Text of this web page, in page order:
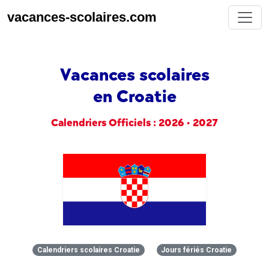
vacances-scolaires.com
Vacances scolaires
en Croatie
Calendriers Officiels : 2026 • 2027
Calendriers scolaires Croatie Jours fériés Croatie